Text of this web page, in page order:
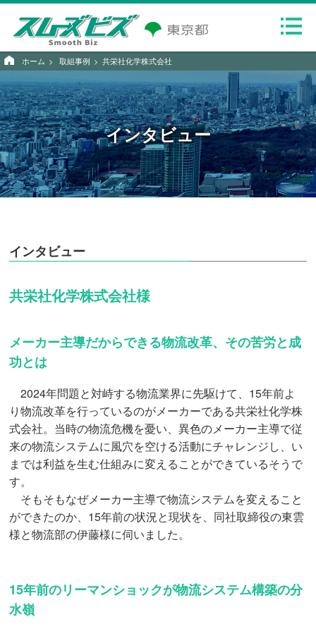
ホーム 取組事例 共栄社化学株式会社
インタビュー
インタビュー
共栄社化学株式会社様
メーカー主導だからできる物流改革、その苦労と成
功とは
2024年問題と対峙する物流業界に先駆けて、15年前よ
り物流改革を行っているのがメーカーである共栄社化学株
式会社。当時の物流危機を憂い、異色のメーカー主導で従
来の物流システムに風穴を空ける活動にチャレンジし、い
までは利益を生む仕組みに変えることができているそうで
す。
そもそもなぜメーカー主導で物流システムを変えること
ができたのか、15年前の状況と現状を、同社取締役の東雲
様と物流部の伊藤様に伺いました。
15年前のリーマンショックが物流システム構築の分
水嶺